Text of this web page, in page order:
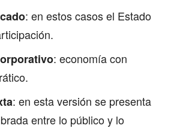
: en estos casos el Estado
: economía con
: en esta versión se presenta
entre lo público y lo